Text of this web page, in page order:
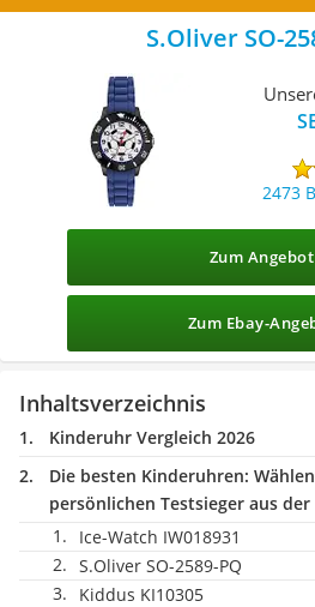
S.Oliver SO-
2473
Zum
Zum Ebay-
Inhaltsverzeichnis
Kinderuhr Vergleich 2026
Die besten Kinderuhren:
persönlichen Testsieger aus
Ice-Watch IW018931
S.Oliver SO-2589-PQ
Kiddus KI10305